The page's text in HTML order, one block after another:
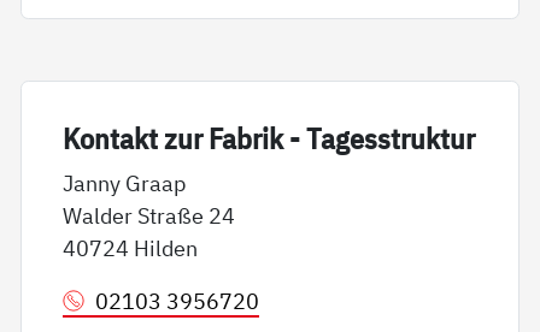
Kon­takt zur Fa­brik - Ta­ges­struk­tur
Janny Graap
Walder Straße 24
40724 Hilden
02103 3956720